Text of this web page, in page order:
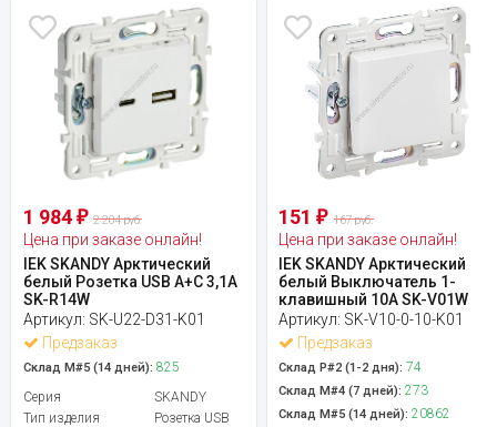
1 984 ₽ 2 204 руб.
Цена при заказе онлайн!
IEK SKANDY Арктический
белый Розетка USB A+C 3,1А
SK-R14W
Артикул: SK-U22-D31-K01
Предзаказ
Склад М#5 (14 дней): 825
Серия
SKANDY
Тип изделия
Розетка USB
151₽ 167 руб.
Цена при заказе онлайн!
IEK SKANDY Арктический
белый Выключатель 1-
клавишный 10А SK-V01W
Артикул: SK-V10-0-10-K01
Предзаказ
Склад Р#2 (1-2 дня): 74
Склад М#4 (7 дней): 273
Склад М#5 (14 дней): 20862